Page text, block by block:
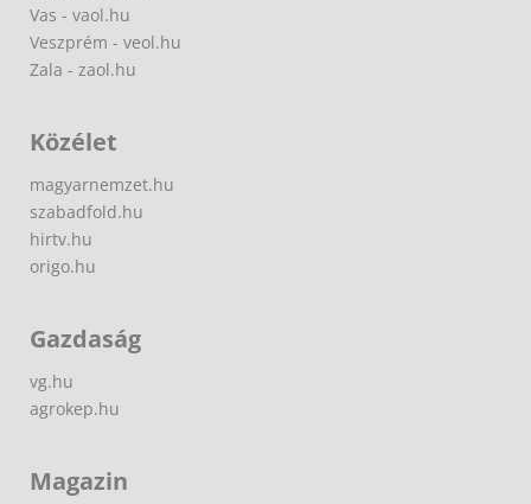
Vas - vaol.hu
Veszprém - veol.hu
Zala - zaol.hu
Közélet
magyarnemzet.hu
szabadfold.hu
hirtv.hu
origo.hu
Gazdaság
vg.hu
agrokep.hu
Magazin